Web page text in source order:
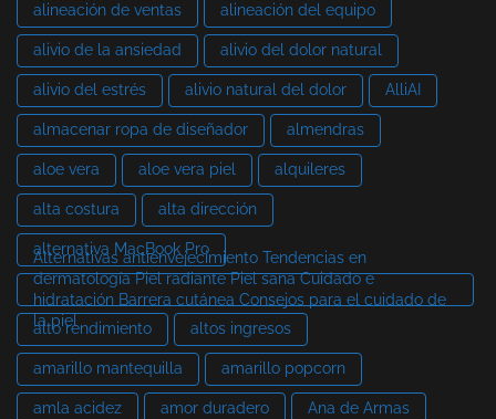
alineación de ventas alineación del equipo
alivio de la ansiedad alivio del dolor natural
alivio del estrés alivio natural del dolor AlliAI
almacenar ropa de diseñador almendras
aloe vera aloe vera piel alquileres
alta costura alta dirección
alternativa MacBook Pro
Alternativas antienvejecimiento Tendencias en
dermatología Piel radiante Piel sana Cuidado e
hidratación Barrera cutánea Consejos para el cuidado de
la piel
alto rendimiento altos ingresos
amarillo mantequilla amarillo popcorn
amla acidez amor duradero Ana de Armas